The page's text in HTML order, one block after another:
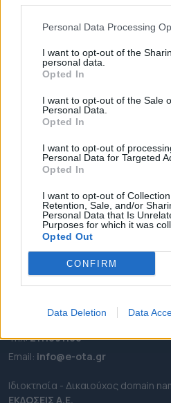
Personal Data Processing
I want to opt-out of the
personal data.
Opted In
I want to opt-out of the Sale
Personal Data.
Opted In
I want to opt-out of
Personal Data for Targeted
Opted In
I want to opt-out of
Retention, Sale, and/or
Personal Data that Is
Purposes for which it was
Opted Out
CONFIRM
Data Deletion Data
ΡΟΗ ΕΙΔΗΣΕΩΝ
ΕΠΙΚΑΙΡΟΤΗΤΑ
ΠΕΡΙΦΕΡΕΙΕΣ
ΣΥΝΕΝΤΕΥΞΕΙΣ
ΑΠΟΨΕΙΣ
ΠΡΟΣΛΗΨΕΙΣ
e-ota.gr | Ταυτότητα
Λεωφόρος
Καλλιθέα Αττικής
Τηλ:2111091100
Εmail: info@e-ota.gr
Ιδιοκτησία - Δικαιούχος domain
ΕΚΔΟΣΕΙΣ A.E.